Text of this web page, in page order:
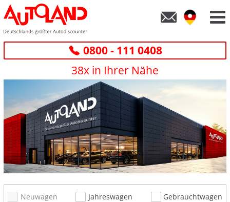
0800 - 111 0408
38x in Ihrer Nähe
Neuwagen Jahreswagen
Gebrauchtwagen